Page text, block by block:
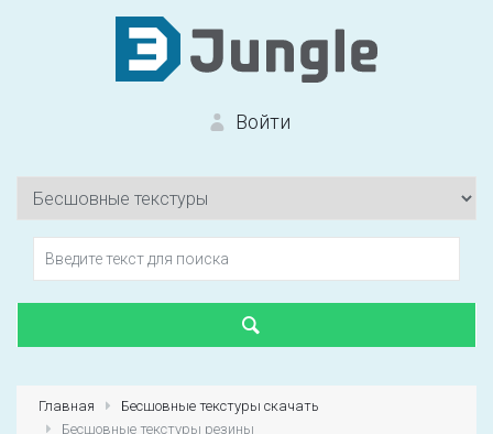
Войти
Вход на сайт
Главная
Бесшовные текстуры скачать
Бесшовные текстуры резины